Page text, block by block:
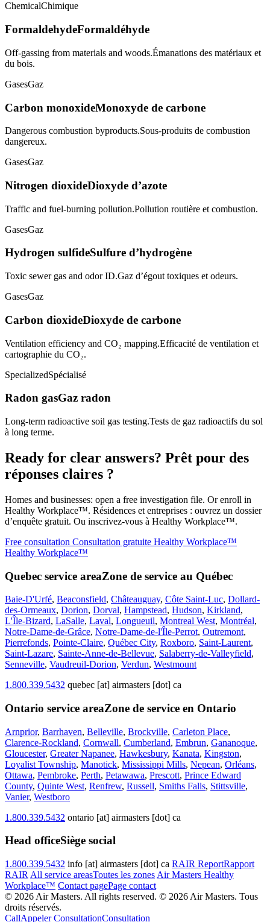
ChemicalChimique
FormaldehydeFormaldéhyde
Off-gassing from materials and woods.Émanations des matériaux et
du bois.
GasesGaz
Carbon monoxideMonoxyde de carbone
Dangerous combustion byproducts.Sous-produits de combustion
dangereux.
GasesGaz
Nitrogen dioxideDioxyde d’azote
Traffic and fuel-burning pollution.Pollution routière et combustion.
GasesGaz
Hydrogen sulfideSulfure d’hydrogène
Toxic sewer gas and odor ID.Gaz d’égout toxiques et odeurs.
GasesGaz
Carbon dioxideDioxyde de carbone
Ventilation efficiency and CO₂ mapping.Efficacité de ventilation et
cartographie du CO₂.
SpecializedSpécialisé
Radon gasGaz radon
Long-term radioactive soil gas testing.Tests de gaz radioactifs du sol
à long terme.
Ready for clear answers? Prêt pour des
réponses claires ?
Homes and businesses: open a free investigation file. Or enroll in
Healthy Workplace™. Résidences et entreprises : ouvrez un dossier
d’enquête gratuit. Ou inscrivez-vous à Healthy Workplace™.
Free consultation Consultation gratuite Healthy Workplace™
Healthy Workplace™
Quebec service areaZone de service au Québec
Baie-D'Urfé, Beaconsfield, Châteauguay, Côte Saint-Luc, Dollard-
des-Ormeaux, Dorion, Dorval, Hampstead, Hudson, Kirkland,
L'Île-Bizard, LaSalle, Laval, Longueuil, Montreal West, Montréal,
Notre-Dame-de-Grâce, Notre-Dame-de-l'Île-Perrot, Outremont,
Pierrefonds, Pointe-Claire, Québec City, Roxboro, Saint-Laurent,
Saint-Lazare, Sainte-Anne-de-Bellevue, Salaberry-de-Valleyfield,
Senneville, Vaudreuil-Dorion, Verdun, Westmount
1.800.339.5432 quebec [at] airmasters [dot] ca
Ontario service areaZone de service en Ontario
Arnprior, Barrhaven, Belleville, Brockville, Carleton Place,
Clarence-Rockland, Cornwall, Cumberland, Embrun, Gananoque,
Gloucester, Greater Napanee, Hawkesbury, Kanata, Kingston,
Loyalist Township, Manotick, Mississippi Mills, Nepean, Orléans,
Ottawa, Pembroke, Perth, Petawawa, Prescott, Prince Edward
County, Quinte West, Renfrew, Russell, Smiths Falls, Stittsville,
Vanier, Westboro
1.800.339.5432 ontario [at] airmasters [dot] ca
Head officeSiège social
1.800.339.5432 info [at] airmasters [dot] ca RAIR ReportRapport
RAIR All service areasToutes les zones Air Masters Healthy
Workplace™ Contact pagePage contact
© 2026 Air Masters. All rights reserved. © 2026 Air Masters. Tous
droits réservés.
CallAppeler ConsultationConsultation